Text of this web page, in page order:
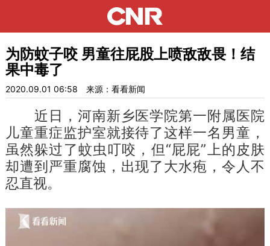
为防蚊子咬 男童往屁股上喷敌敌畏！结
果中毒了
2020.09.01 06:58 来源：看看新闻
近日，河南新乡医学院第一附属医院
儿童重症监护室就接待了这样一名男童，
虽然躲过了蚊虫叮咬，但“屁屁”上的皮肤
却遭到严重腐蚀，出现了大水疱，令人不
忍直视。